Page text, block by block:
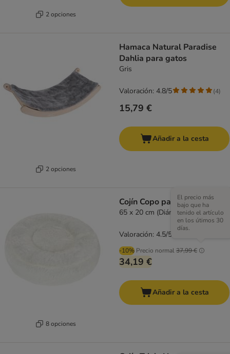
2 opciones
2 opciones
Hamaca Natural Paradise
Dahlia para gatos
Gris
15,79 €
Valoración: 4.8/5 (4)
Añadir a la cesta
8 opciones
Cojín Copo para perros
65 x 20 cm (Diám x Al)
-10% Precio normal37,99 €
El precio más
bajo que ha
tenido el artículo
en los útimos 30
días.
34,19 €
Valoración: 4.5/5
Añadir a la cesta